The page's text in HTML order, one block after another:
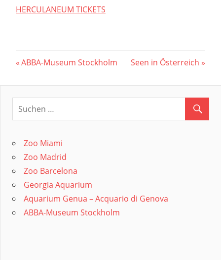
HERCULANEUM TICKETS
Beitragsnavigation
Vorheriger
ABBA-Museum Stockholm
Nächster
Seen in Österreich
Zoo Miami
Zoo Madrid
Zoo Barcelona
Georgia Aquarium
Aquarium Genua – Acquario di Genova
ABBA-Museum Stockholm